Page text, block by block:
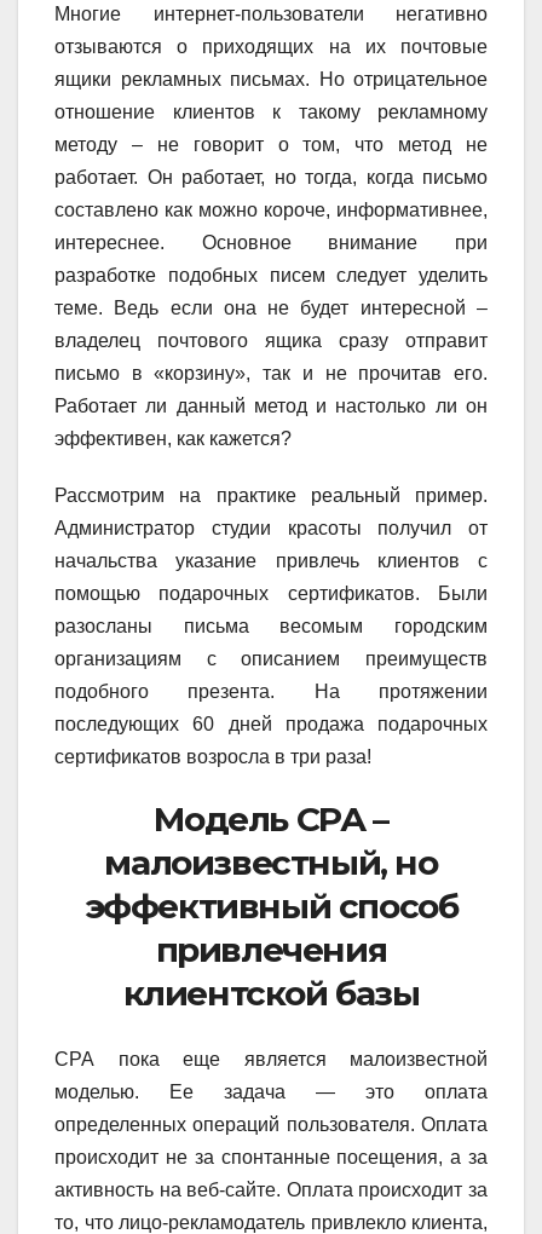
Многие интернет-пользователи негативно
отзываются о приходящих на их почтовые
ящики рекламных письмах. Но отрицательное
отношение клиентов к такому рекламному
методу – не говорит о том, что метод не
работает. Он работает, но тогда, когда письмо
составлено как можно короче, информативнее,
интереснее. Основное внимание при
разработке подобных писем следует уделить
теме. Ведь если она не будет интересной –
владелец почтового ящика сразу отправит
письмо в «корзину», так и не прочитав его.
Работает ли данный метод и настолько ли он
эффективен, как кажется?
Рассмотрим на практике реальный пример.
Администратор студии красоты получил от
начальства указание привлечь клиентов с
помощью подарочных сертификатов. Были
разосланы письма весомым городским
организациям с описанием преимуществ
подобного презента. На протяжении
последующих 60 дней продажа подарочных
сертификатов возросла в три раза!
Модель СРА –
малоизвестный, но
эффективный способ
привлечения
клиентской базы
СРА пока еще является малоизвестной
моделью. Ее задача — это оплата
определенных операций пользователя. Оплата
происходит не за спонтанные посещения, а за
активность на веб-сайте. Оплата происходит за
то, что лицо-рекламодатель привлекло клиента,